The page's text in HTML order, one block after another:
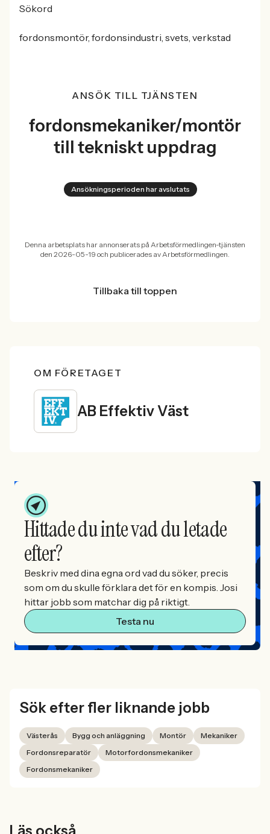
Sökord
fordonsmontör, fordonsindustri, svets, verkstad
ANSÖK TILL TJÄNSTEN
fordonsmekaniker/montör
till tekniskt uppdrag
Ansökningsperioden har avslutats
Denna arbetsplats har annonserats på Arbetsförmedlingen-tjänsten
den 2026-05-19 och publicerades av Arbetsförmedlingen.
Tillbaka till toppen
OM FÖRETAGET
AB Effektiv Väst
Hittade du inte vad du letade
efter?
Beskriv med dina egna ord vad du söker, precis
som om du skulle förklara det för en kompis. Josi
hittar jobb som matchar dig på riktigt.
Testa nu
Sök efter fler liknande jobb
Västerås Bygg och anläggning Montör
Mekaniker
Fordonsreparatör
Motorfordonsmekaniker
Fordonsmekaniker